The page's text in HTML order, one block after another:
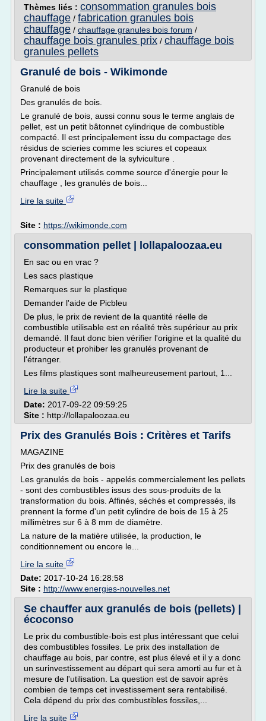
Thèmes liés : consommation granules bois
chauffage / fabrication granules bois
chauffage / chauffage granules bois forum /
chauffage bois granules prix / chauffage bois
granules pellets
Granulé de bois - Wikimonde
Granulé de bois
Des granulés de bois.
Le granulé de bois, aussi connu sous le terme anglais de
pellet, est un petit bâtonnet cylindrique de combustible
compacté. Il est principalement issu du compactage des
résidus de scieries comme les sciures et copeaux
provenant directement de la sylviculture .
Principalement utilisés comme source d'énergie pour le
chauffage , les granulés de bois...
Lire la suite
Site : https://wikimonde.com
consommation pellet | lollapaloozaa.eu
En sac ou en vrac ?
Les sacs plastique
Remarques sur le plastique
Demander l'aide de Picbleu
De plus, le prix de revient de la quantité réelle de
combustible utilisable est en réalité très supérieur au prix
demandé. Il faut donc bien vérifier l'origine et la qualité du
producteur et prohiber les granulés provenant de
l'étranger.
Les films plastiques sont malheureusement partout, 1...
Lire la suite
Date: 2017-09-22 09:59:25
Site : http://lollapaloozaa.eu
Prix des Granulés Bois : Critères et Tarifs
MAGAZINE
Prix des granulés de bois
Les granulés de bois - appelés commercialement les pellets
- sont des combustibles issus des sous-produits de la
transformation du bois. Affinés, séchés et compressés, ils
prennent la forme d'un petit cylindre de bois de 15 à 25
millimètres sur 6 à 8 mm de diamètre.
La nature de la matière utilisée, la production, le
conditionnement ou encore le...
Lire la suite
Date: 2017-10-24 16:28:58
Site : http://www.energies-nouvelles.net
Se chauffer aux granulés de bois (pellets) |
écoconso
Le prix du combustible-bois est plus intéressant que celui
des combustibles fossiles. Le prix des installation de
chauffage au bois, par contre, est plus élevé et il y a donc
un surinvestissement au départ qui sera amorti au fur et à
mesure de l'utilisation. La question est de savoir après
combien de temps cet investissement sera rentabilisé.
Cela dépend du prix des combustibles fossiles,...
Lire la suite